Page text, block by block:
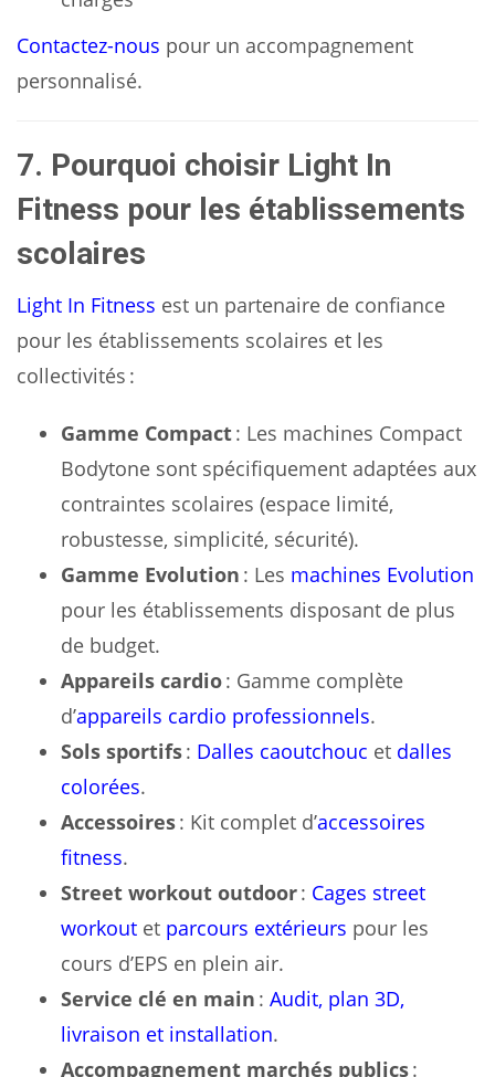
Contactez-nous pour un accompagnement
personnalisé.
7. Pourquoi choisir Light In
Fitness pour les établissements
scolaires
Light In Fitness est un partenaire de confiance
pour les établissements scolaires et les
collectivités :
Gamme Compact: Les machines Compact
Bodytone sont spécifiquement adaptées aux
contraintes scolaires (espace limité,
robustesse, simplicité, sécurité).
Gamme Evolution : Les machines Evolution
pour les établissements disposant de plus
de budget.
Appareils cardio: Gamme complète
d’appareils cardio professionnels.
Sols sportifs: Dalles caoutchouc et dalles
colorées.
Accessoires: Kit complet d’accessoires
fitness.
Street workout outdoor: Cages street
workout et parcours extérieurs pour les
cours d’EPS en plein air.
Service clé en main : Audit, plan 3D,
livraison et installation.
Accompagnement marchés publics: